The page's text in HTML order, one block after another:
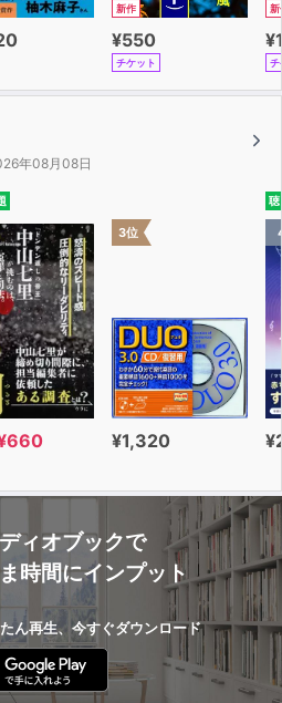
新作
¥550
チケット
新
チ
年08月08日
3位
¥1,320
聴
ィオブックで
時間にインプット
ん再生、今すぐダウンロード